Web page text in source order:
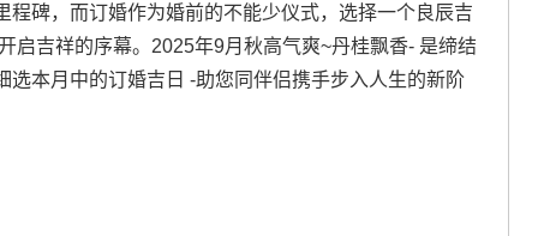
碑，而订婚作为婚前的不能少仪式，选择一个良辰吉
启吉祥的序幕。2025年9月秋高气爽~丹桂飘香- 是缔结
本月中的订婚吉日 -助您同伴侣携手步入人生的新阶